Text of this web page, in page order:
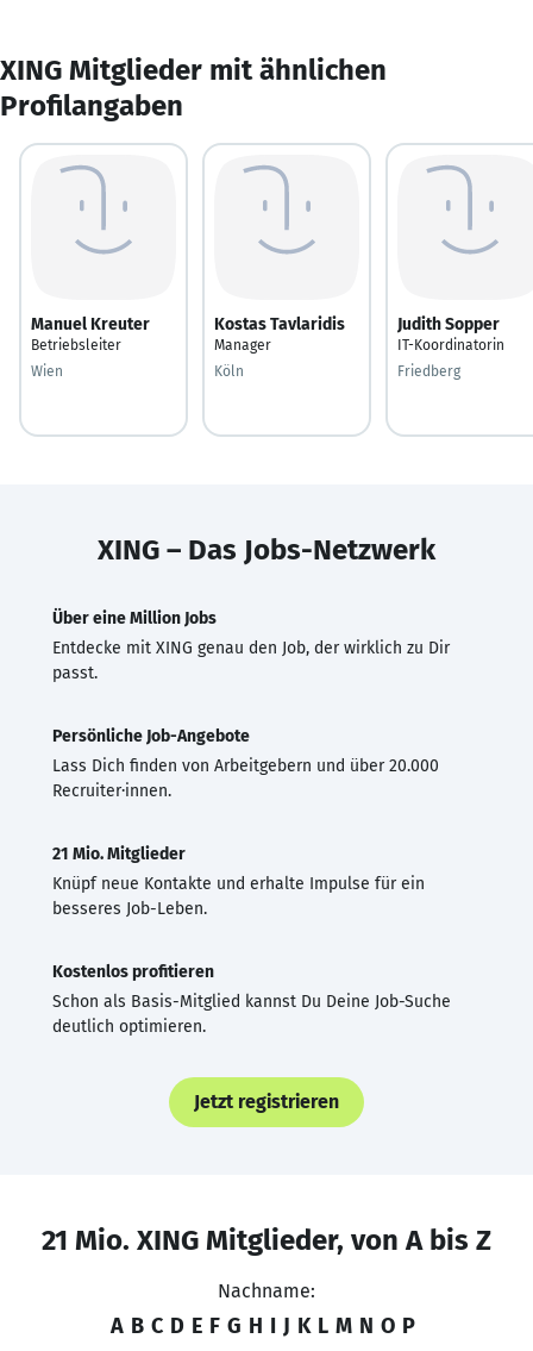
XING Mitglieder mit ähnlichen
Profilangaben
Manuel Kreuter
Betriebsleiter
Wien
Kostas Tavlaridis
Manager
Köln
Judith Sopper
IT-Koordinatorin
Friedberg
XING – Das Jobs-Netzwerk
Über eine Million Jobs
Entdecke mit XING genau den Job, der wirklich zu Dir
passt.
Persönliche Job-Angebote
Lass Dich finden von Arbeitgebern und über 20.000
Recruiter·innen.
21 Mio. Mitglieder
Knüpf neue Kontakte und erhalte Impulse für ein
besseres Job-Leben.
Kostenlos profitieren
Schon als Basis-Mitglied kannst Du Deine Job-Suche
deutlich optimieren.
Jetzt registrieren
21 Mio. XING Mitglieder, von A bis Z
Nachname:
A B C D E F G H I J K L M N O P